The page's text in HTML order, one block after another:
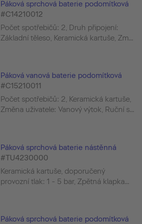
Páková sprchová baterie podomítková
#C14210012
Počet spotřebičů: 2, Druh připojení:
Základní těleso, Keramická kartuše, Zm...
Páková vanová baterie podomítková
#C15210011
Počet spotřebičů: 2, Keramická kartuše,
Změna uživatele: Vanový výtok, Ruční s...
Páková sprchová baterie nástěnná
#TU4230000
Keramická kartuše, doporučený
provozní tlak: 1 - 5 bar, Zpětná klapka...
Páková sprchová baterie podomítková